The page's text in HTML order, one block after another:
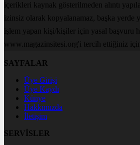
içerikleri kaynak gösterilmeden alıntı
izinsiz olarak kopyalanamaz, başka yerde
işlem yapan kişi/kişiler için yasal başvuru
www.magazinsitesi.org'i tercih ettiğiniz
SAYFALAR
Üye Girişi
Üye Kaydı
Künye
Hakkımızda
İletişim
SERVİSLER